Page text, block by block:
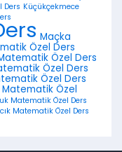
Ders
Küçükçekmece
Maçka
Özel Ders
Özel Ders
Özel Ders
Özel Ders
Özel
Matematik Özel Ders
Matematik Özel Ders